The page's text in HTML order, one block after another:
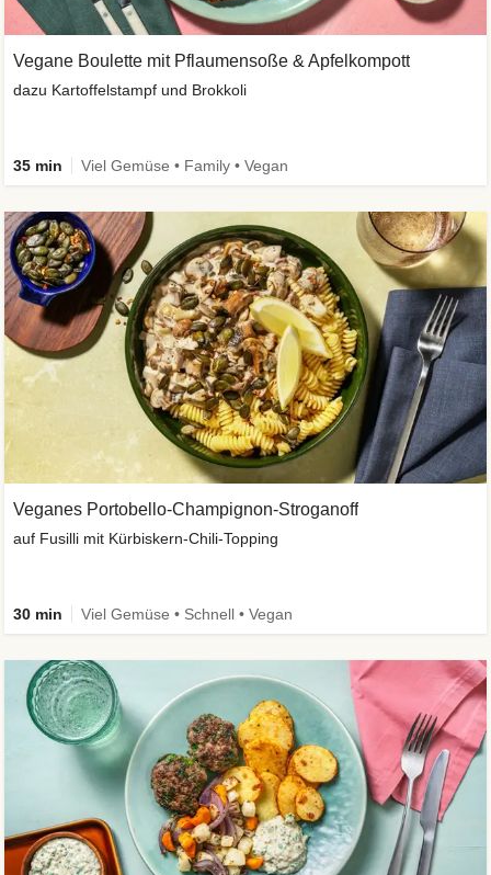
Vegane Boulette mit Pflaumensoße & Apfelkompott
dazu Kartoffelstampf und Brokkoli
35 min Viel Gemüse • Family • Vegan
Veganes Portobello-Champignon-Stroganoff
auf Fusilli mit Kürbiskern-Chili-Topping
30 min Viel Gemüse • Schnell • Vegan